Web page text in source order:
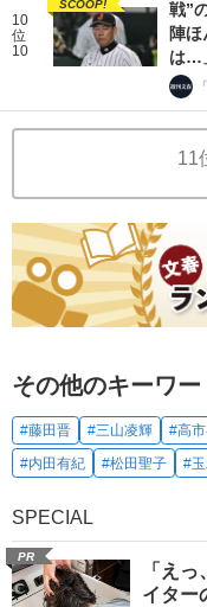
10
位
10
SCOOP!
戦”
陣
は…
11
その他のキーワ
#藤田晋 #三山凌輝 #高
#内田有紀
#松田聖子 #
SPECIAL
PR
「え
イター